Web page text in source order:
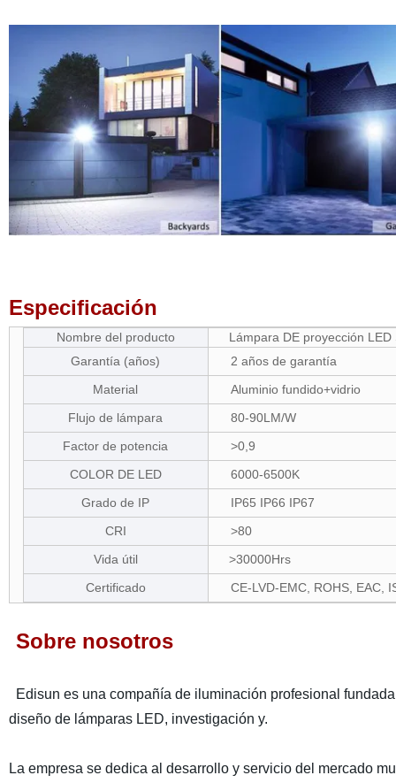
Especificación
Nombre del producto
Lámpara DE proyección
Garantía (años)
2 años de garantía
Material
Aluminio fundido+vidrio
Flujo de lámpara
80-90LM/W
Factor de potencia
>0,9
COLOR DE LED
6000-6500K
Grado de IP
IP65 IP66 IP67
CRI
>80
Vida útil
>30000Hrs
Certificado
CE-LVD-EMC, ROHS, EAC,
Sobre nosotros
Edisun es una compañía de iluminación profesional
diseño de lámparas LED, investigación y.
La empresa se dedica al desarrollo y servicio del mercado